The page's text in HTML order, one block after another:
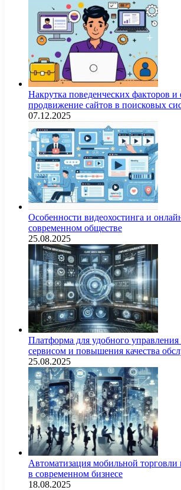
Накрутка поведенческих факторов и
продвижение сайтов в поисковых
07.12.2025
Особенности видеохостинга и
современном обществе
25.08.2025
Платформа для удобного
сервисом и повышения качества
25.08.2025
Автоматизация мобильной торговли
в современном бизнесе
18.08.2025